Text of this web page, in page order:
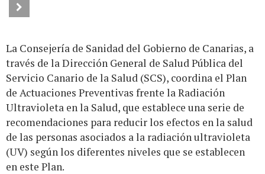
La Consejería de Sanidad del Gobierno de Canarias, a
través de la Dirección General de Salud Pública del
Servicio Canario de la Salud (SCS), coordina el Plan
de Actuaciones Preventivas frente la Radiación
Ultravioleta en la Salud, que establece una serie de
recomendaciones para reducir los efectos en la salud
de las personas asociados a la radiación ultravioleta
(UV) según los diferentes niveles que se establecen
en este Plan.